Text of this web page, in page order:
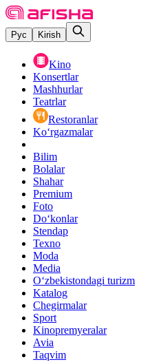
Рус Kirish
Kino
Konsertlar
Mashhurlar
Teatrlar
Restoranlar
Ko‘rgazmalar
Bilim
Bolalar
Shahar
Premium
Foto
Do‘konlar
Stendap
Texno
Moda
Media
O‘zbekistondagi turizm
Katalog
Chegirmalar
Sport
Kinopremyeralar
Avia
Taqvim